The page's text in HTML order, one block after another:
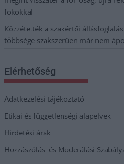
fokokkal
Közzétették a szakértői
többsége szakszerűen már nem
Elérhetőség
Adatkezelési tájékoztató
Etikai és függetlenségi alapelvek
Hirdetési árak
Hozzászólási és Moderálási